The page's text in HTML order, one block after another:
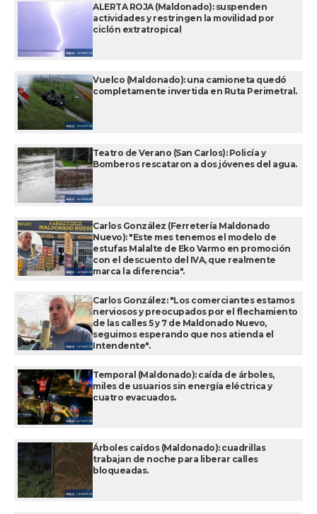
ALERTA ROJA (Maldonado): suspenden
actividades y restringen la movilidad por
ciclón extratropical
Vuelco (Maldonado): una camioneta quedó
completamente invertida en Ruta Perimetral.
Teatro de Verano (San Carlos): Policía y
Bomberos rescataron a dos jóvenes del agua.
Carlos González (Ferretería Maldonado
Nuevo): "Este mes tenemos el modelo de
estufas Malalte de Eko Varmo en promoción
con el descuento del IVA, que realmente
marca la diferencia".
Carlos González: "Los comerciantes estamos
nerviosos y preocupados por el flechamiento
de las calles 5 y 7 de Maldonado Nuevo,
seguimos esperando que nos atienda el
Intendente".
Temporal (Maldonado): caída de árboles,
miles de usuarios sin energía eléctrica y
cuatro evacuados.
Árboles caídos (Maldonado): cuadrillas
trabajan de noche para liberar calles
bloqueadas.